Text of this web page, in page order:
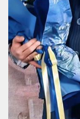
陈志朋的脸部被
这简直就是要了
为了恢复容貌，
的植皮手术，在